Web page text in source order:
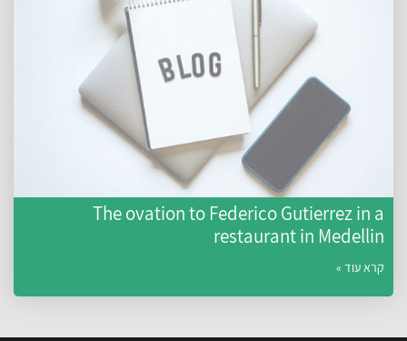
The ovation to Federico Gutierrez in a
restaurant in Medellin
קרא עוד »